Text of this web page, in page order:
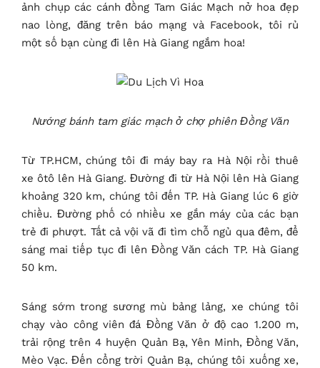
ảnh chụp các cánh đồng Tam Giác Mạch nở hoa đẹp
nao lòng, đăng trên báo mạng và Facebook, tôi rủ
một số bạn cùng đi lên Hà Giang ngắm hoa!
Nướng bánh tam giác mạch ở chợ phiên Đồng Văn
Từ TP.HCM, chúng tôi đi máy bay ra Hà Nội rồi thuê
xe ôtô lên Hà Giang. Đường đi từ Hà Nội lên Hà Giang
khoảng 320 km, chúng tôi đến TP. Hà Giang lúc 6 giờ
chiều. Đường phố có nhiều xe gắn máy của các bạn
trẻ đi phượt. Tất cả vội vã đi tìm chỗ ngủ qua đêm, để
sáng mai tiếp tục đi lên Đồng Văn cách TP. Hà Giang
50 km.
Sáng sớm trong sương mù bảng lảng, xe chúng tôi
chạy vào công viên đá Đồng Văn ở độ cao 1.200 m,
trải rộng trên 4 huyện Quản Bạ, Yên Minh, Đồng Văn,
Mèo Vạc. Đến cổng trời Quản Bạ, chúng tôi xuống xe,